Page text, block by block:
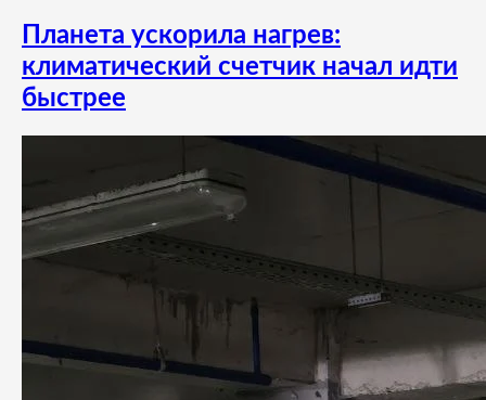
Планета ускорила нагрев:
климатический счетчик начал идти
быстрее